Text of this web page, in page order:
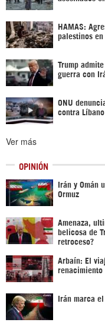
HAMAS:
palestinos en
Trump
guerra con
ONU
contra
Ver más
OPINIÓN
Irán y Omán
Ormuz
Amenaza,
belicosa de
retroceso?
Arbaín: El
renacimiento
Irán marca